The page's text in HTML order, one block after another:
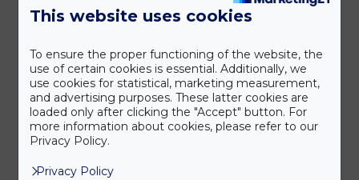
This website uses cookies
To ensure the proper functioning of the website, the
use of certain cookies is essential. Additionally, we
use cookies for statistical, marketing measurement,
and advertising purposes. These latter cookies are
loaded only after clicking the "Accept" button. For
more information about cookies, please refer to our
Privacy Policy.
Privacy Policy